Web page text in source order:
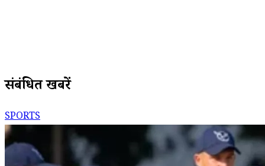
संबंधित खबरें
SPORTS